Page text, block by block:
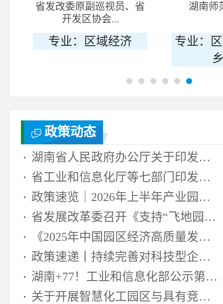
省发改委原副巡视员、省
开发区协会...
专业：区域经济
湖南师
专业：
政策动态
湖南省人民政府办公厅关于印发《湖...
省工业和信息化厅等七部门印发《湖...
政策速览｜2026年上半年产业园区相...
省发展改革委召开《支持“飞地园区...
《2025年中国园区经济高质量发展研...
政策速递丨持续完善对科技型企业...
湖南+77！工业和信息化部公示第七...
关于开展智慧化工园区与具有竞争...